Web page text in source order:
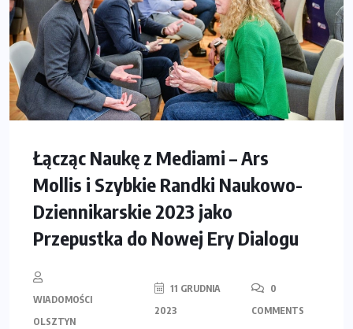
Łącząc Naukę z Mediami – Ars
Mollis i Szybkie Randki Naukowo-
Dziennikarskie 2023 jako
Przepustka do Nowej Ery Dialogu
WIADOMOŚCI
OLSZTYN
11 GRUDNIA
2023
0
COMMENTS